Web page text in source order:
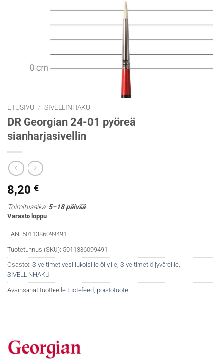
ETUSIVU / SIVELLINHAKU
DR Georgian 24-01 pyöreä
sianharjasivellin
8,20 €
Toimitusaika:5–18 päivää
Varasto loppu
EAN: 5011386099491
Tuotetunnus (SKU): 5011386099491
Osastot: Siveltimet vesiliukoisille öljyille, Siveltimet öljyväreille,
SIVELLINHAKU
Avainsanat tuotteelle tuotefeed, poistotuote